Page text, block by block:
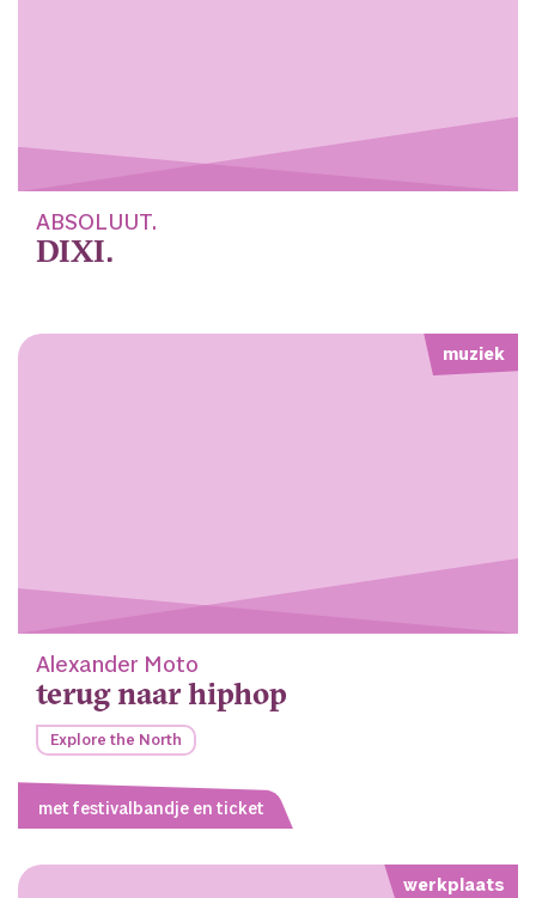
ABSOLUUT.
DIXI.
muziek
Alexander Moto
terug naar hiphop
Explore the North
met festivalbandje en ticket
werkplaats